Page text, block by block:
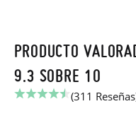
PRODUCTO
9.3 SOBRE 10
(311